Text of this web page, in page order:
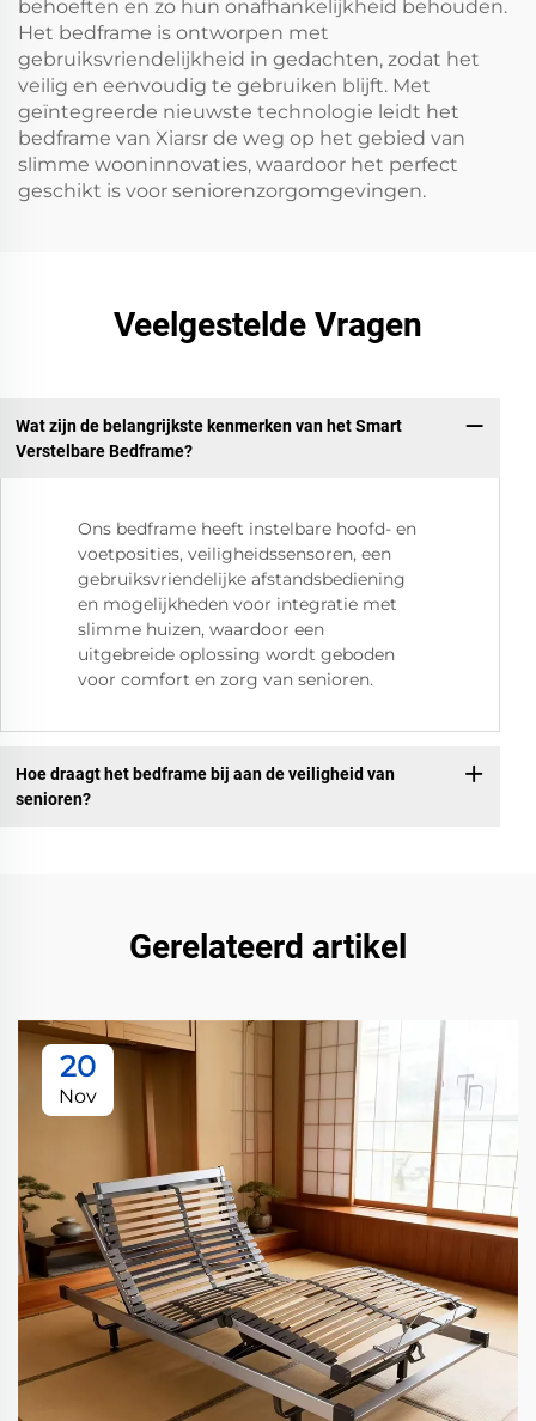
behoeften en zo hun onafhankelijkheid behouden.
Het bedframe is ontworpen met
gebruiksvriendelijkheid in gedachten, zodat het
veilig en eenvoudig te gebruiken blijft. Met
geïntegreerde nieuwste technologie leidt het
bedframe van Xiarsr de weg op het gebied van
slimme wooninnovaties, waardoor het perfect
geschikt is voor seniorenzorgomgevingen.
Veelgestelde Vragen
Wat zijn de belangrijkste kenmerken van het Smart
Verstelbare Bedframe?
Ons bedframe heeft instelbare hoofd- en
voetposities, veiligheidssensoren, een
gebruiksvriendelijke afstandsbediening
en mogelijkheden voor integratie met
slimme huizen, waardoor een
uitgebreide oplossing wordt geboden
voor comfort en zorg van senioren.
Hoe draagt het bedframe bij aan de veiligheid van
senioren?
Gerelateerd artikel
20
Nov